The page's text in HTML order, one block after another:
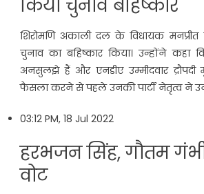
किया चुनाव बहिष्कार
शिरोमणि अकाली दल के विधायक मनप्रीत
चुनाव का बहिष्कार किया। उन्होंने कहा
अनसुलझे हैं और एनडीए उम्मीदवार
फैसला करने से पहले उनकी पार्टी नेतृत्व ने
03:12 PM, 18 Jul 2022
हरभजन सिंह, गौतम
वोट